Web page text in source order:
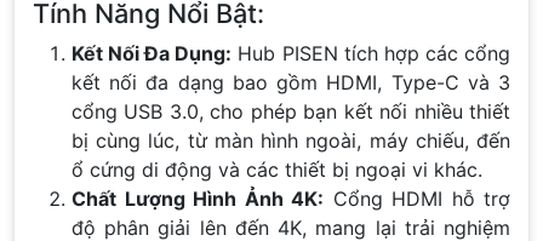
Tính Năng Nổi Bật:
Kết Nối Đa Dụng: Hub PISEN tích hợp các cổng
kết nối đa dạng bao gồm HDMI, Type-C và 3
cổng USB 3.0, cho phép bạn kết nối nhiều thiết
bị cùng lúc, từ màn hình ngoài, máy chiếu, đến
ổ cứng di động và các thiết bị ngoại vi khác.
Chất Lượng Hình Ảnh 4K: Cổng HDMI hỗ trợ
độ phân giải lên đến 4K, mang lại trải nghiệm